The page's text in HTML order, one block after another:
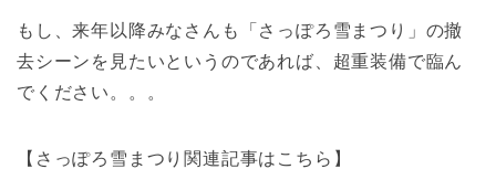
もし、来年以降みなさんも「さっぽろ雪まつり」の撤
去シーンを見たいというのであれば、超重装備で臨ん
でください。。。
【さっぽろ雪まつり関連記事はこちら】